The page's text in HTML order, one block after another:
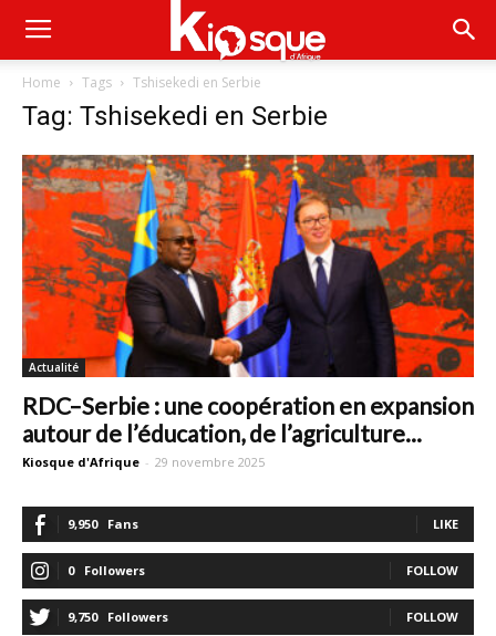
Home Tags Tshisekedi en Serbie
Tag: Tshisekedi en Serbie
Actualité
RDC–Serbie : une coopération en expansion
autour de l’éducation, de l’agriculture...
Kiosque d'Afrique - 29 novembre 2025
9,950 Fans LIKE
0 Followers FOLLOW
9,750 Followers FOLLOW